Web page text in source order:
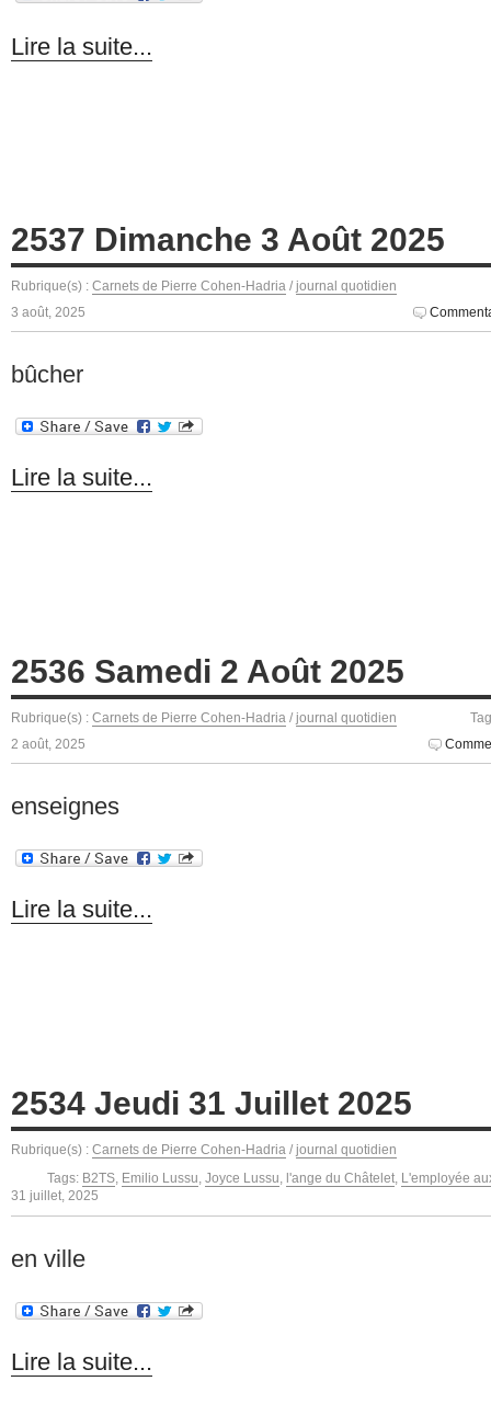
Lire la suite...
2537 Dimanche 3 Août 2025
Rubrique(s) : Carnets de Pierre Cohen-Hadria / journal quotidien
3 août, 2025
bûcher
Lire la suite...
2536 Samedi 2 Août 2025
Rubrique(s) : Carnets de Pierre Cohen-Hadria / journal quotidien
2 août, 2025
enseignes
Lire la suite...
2534 Jeudi 31 Juillet 2025
Rubrique(s) : Carnets de Pierre Cohen-Hadria / journal quotidien
Tags: B2TS Emilio Lussu Joyce Lussu l'ange du Châtelet L'employée
31 juillet, 2025
en ville
Lire la suite...